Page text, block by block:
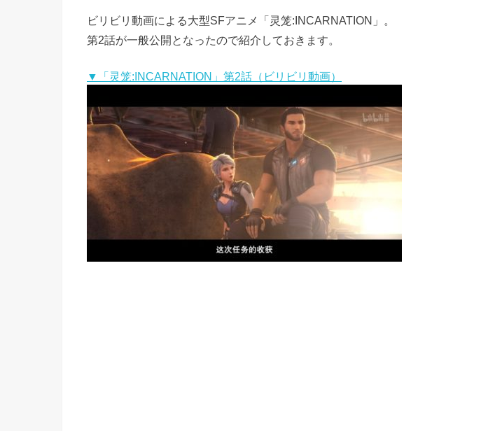
ビリビリ動画による大型SFアニメ「灵笼:INCARNATION」。
第2話が一般公開となったので紹介しておきます。
▼「灵笼:INCARNATION」第2話（ビリビリ動画）